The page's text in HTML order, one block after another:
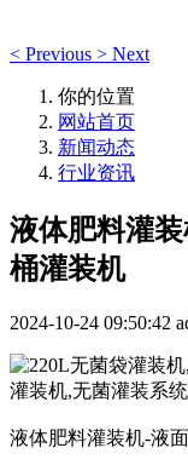
< Previous > Next
你的位置
网站首页
新闻动态
行业资讯
液体肥料灌
桶灌装机
2024-10-24 09:50:42
液体肥料灌装机-液